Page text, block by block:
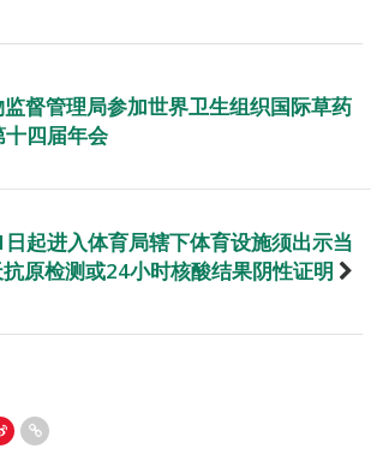
督管理局参加世界卫生组织国际草药
十四届年会
日起进入体育局辖下体育设施须出示当
原检测或24小时核酸结果阴性证明